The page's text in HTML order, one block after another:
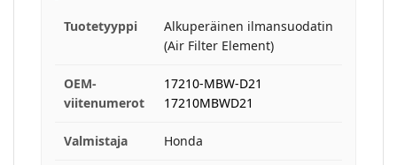
Tuotetyyppi
Alkuperäinen ilmansuodatin
(Air Filter Element)
OEM-
viitenumerot
17210-MBW-D21
17210MBWD21
Valmistaja Honda